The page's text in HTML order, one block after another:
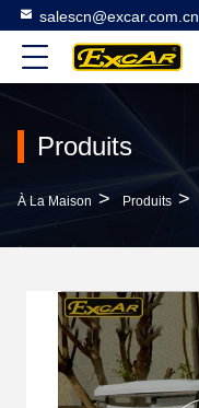
salescn@excar.com.cn
Produits
À La Maison > Produits >